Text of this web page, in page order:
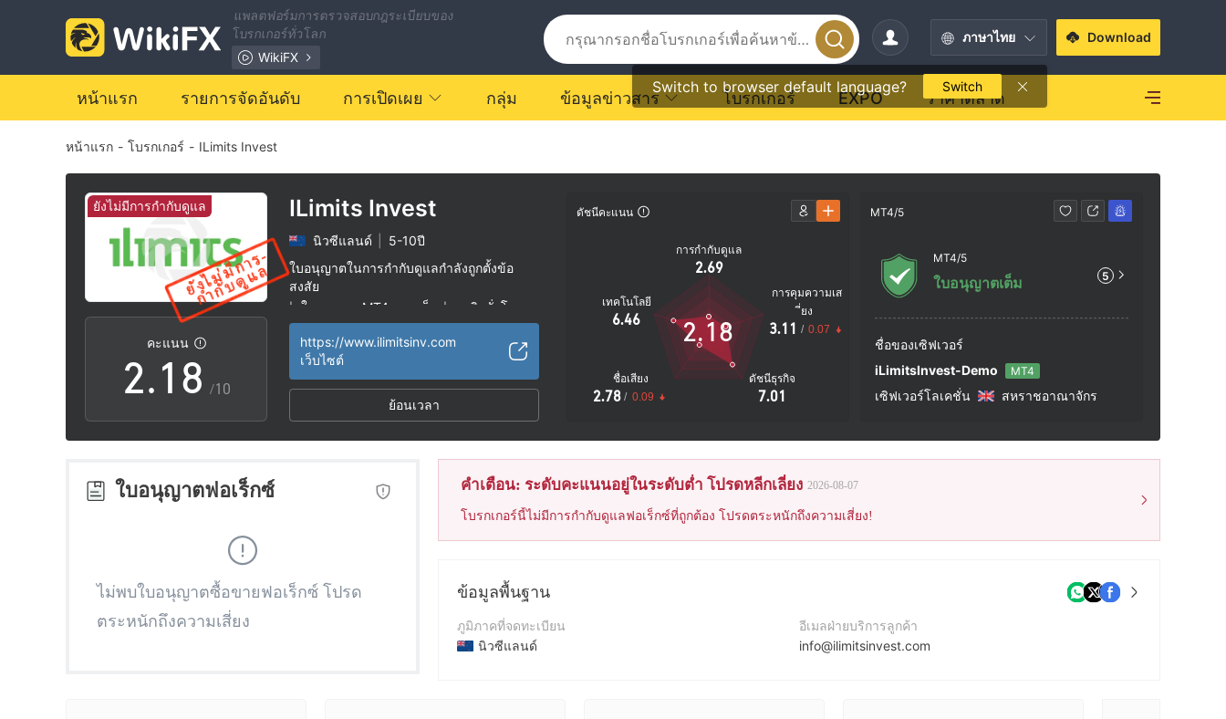
แพลตฟอร์มการตรวจสอบกฎระเบียบของ
โบรกเกอร์ทั่วโลก
WikiFX
ภาษาไทย
Switch to browser default language? Switch
Download
หน้าแรก รายการจัดอันดับ การเปิดเผย กลุ่ม ข้อมูลข่าวสาร โบรกเกอร์ EXPO ราคาตลาด
หน้าแรก - โบรกเกอร์ - ILimits Invest
ยังไม่มีการกำกับดูแล
คะแนน
0
1
2
3
4
6
7
.
0
1
2
3
5
6
2
3
4
5
6
7
8
9
/10
ILimits Invest
นิวซีแลนด์
5-10ปี
ใบอนุญาตในการกำกับดูแลกำลังถูกตั้งข้อ
สงสัย
| ใบอนุญาต MT4 แบบเต็ม | ธุรกิจทั่วโลก
|
https://www.ilimitsinv.com
เว็บไซต์
ย้อนเวลา
ดัชนีคะแนน
การกำกับดูแล
2.69
เทคโนโลยี
6.46
ชื่อเสียง
2.78 / 0.09
ดัชนีธุรกิจ
7.01
การคุมความเส
ี่ยง
3.11 / 0.07
2.18
MT4/5
MT4/5
ใบอนุญาตเต็ม 5
ชื่อของเซิฟเวอร์
iLimitsInvest-Demo
MT4
เซิฟเวอร์โลเคชั่น สหราชอาณาจักร
ใบอนุญาตฟอเร็กซ์
ไม่พบใบอนุญาตซื้อขายฟอเร็กซ์ โปรด
ตระหนักถึงความเสี่ยง
คำเตือน: ระดับคะแนนอยู่ในระดับต่ำ โปรดหลีกเลี่ยง 2026-08-07
โบรกเกอร์นี้ไม่มีการกำกับดูแลฟอเร็กซ์ที่ถูกต้อง โปรดตระหนักถึงความเสี่ยง!
ข้อมูลพื้นฐาน
ภูมิภาคที่จดทะเบียน
นิวซีแลนด์
อีเมลฝ่ายบริการลูกค้า
info@ilimitsinvest.com